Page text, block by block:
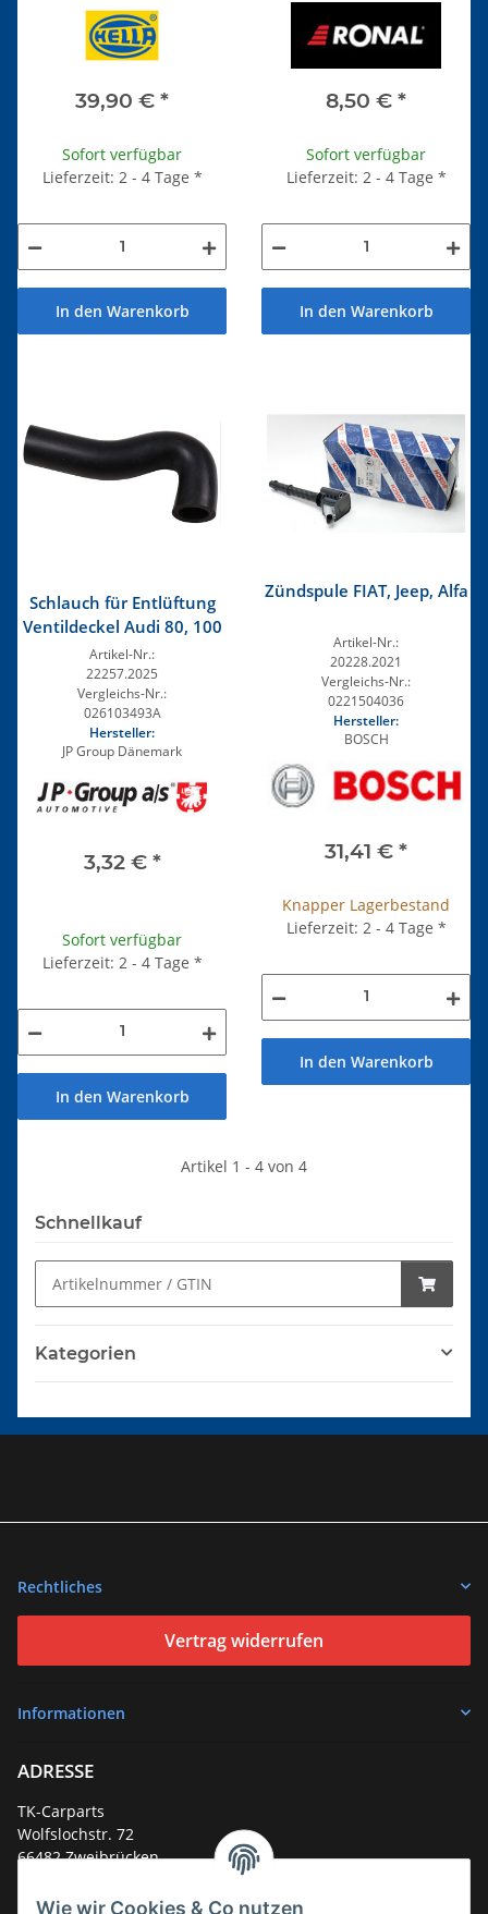
Wie wir Cookies & Co nutzen
39,90 € *
Sofort verfügbar
Lieferzeit: 2 - 4 Tage *
In den Warenkorb
8,50 € *
Sofort verfügbar
Lieferzeit: 2 - 4 Tage *
In den Warenkorb
Schlauch für Entlüftung
Ventildeckel Audi 80, 100
Artikel-Nr.:
22257.2025
Vergleichs-Nr.:
026103493A
Hersteller:
JP Group Dänemark
3,32 € *
Sofort verfügbar
Lieferzeit: 2 - 4 Tage *
In den Warenkorb
Zündspule FIAT, Jeep, Alfa
Artikel-Nr.:
20228.2021
Vergleichs-Nr.:
0221504036
Hersteller:
BOSCH
31,41 € *
Knapper Lagerbestand
Lieferzeit: 2 - 4 Tage *
In den Warenkorb
Artikel 1 - 4 von 4
Schnellkauf
Kategorien
Rechtliches
Vertrag widerrufen
Informationen
ADRESSE
TK-Carparts
Wolfslochstr. 72
66482 Zweibrücken